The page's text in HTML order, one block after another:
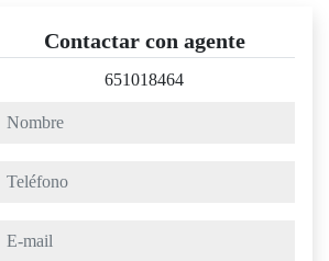
Contactar con agente
651018464
nombre
teléfono
e-mail